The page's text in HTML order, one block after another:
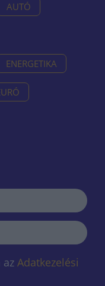
AUTÓ
ENERGETIKA
az Adatkezelési